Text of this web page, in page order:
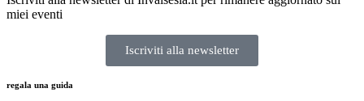
miei eventi
Iscriviti alla newsletter
regala una guida